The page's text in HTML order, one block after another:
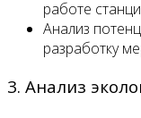
работе
Анализ
разработку
3. Анализ